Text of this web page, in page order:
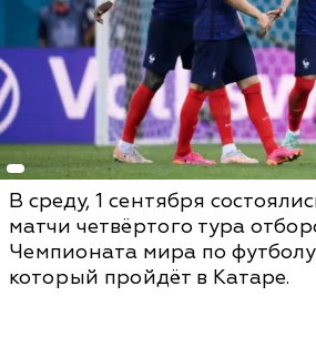
В среду, 1 сентября
матчи четвёртого тура
Чемпионата мира по
который пройдёт в Катаре.